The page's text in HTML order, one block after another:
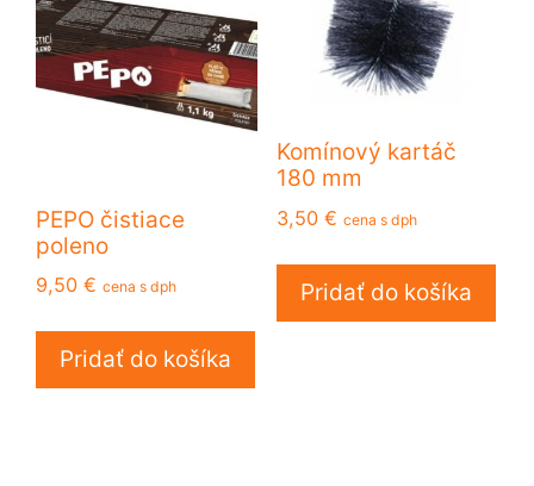
PEPO čistiace
poleno
9,50 € cena s dph
Pridať do košíka
Komínový kartáč
180 mm
3,50 € cena s dph
Pridať do košíka